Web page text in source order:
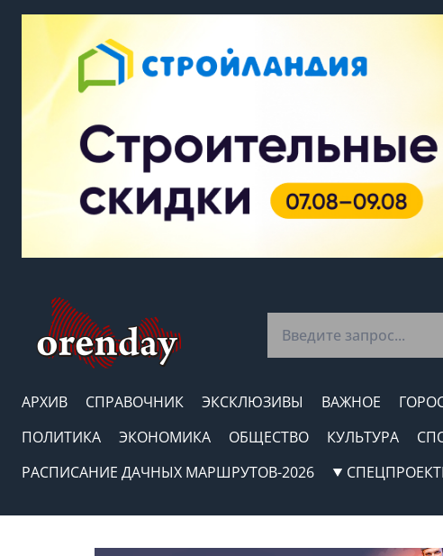
АРХИВ СПРАВОЧНИК ЭКСКЛЮЗИВЫ ВАЖНОЕ
ПОЛИТИКА
ЭКОНОМИКА ОБЩЕСТВО КУЛЬТУРА
РАСПИСАНИЕ ДАЧНЫХ МАРШРУТОВ-2026